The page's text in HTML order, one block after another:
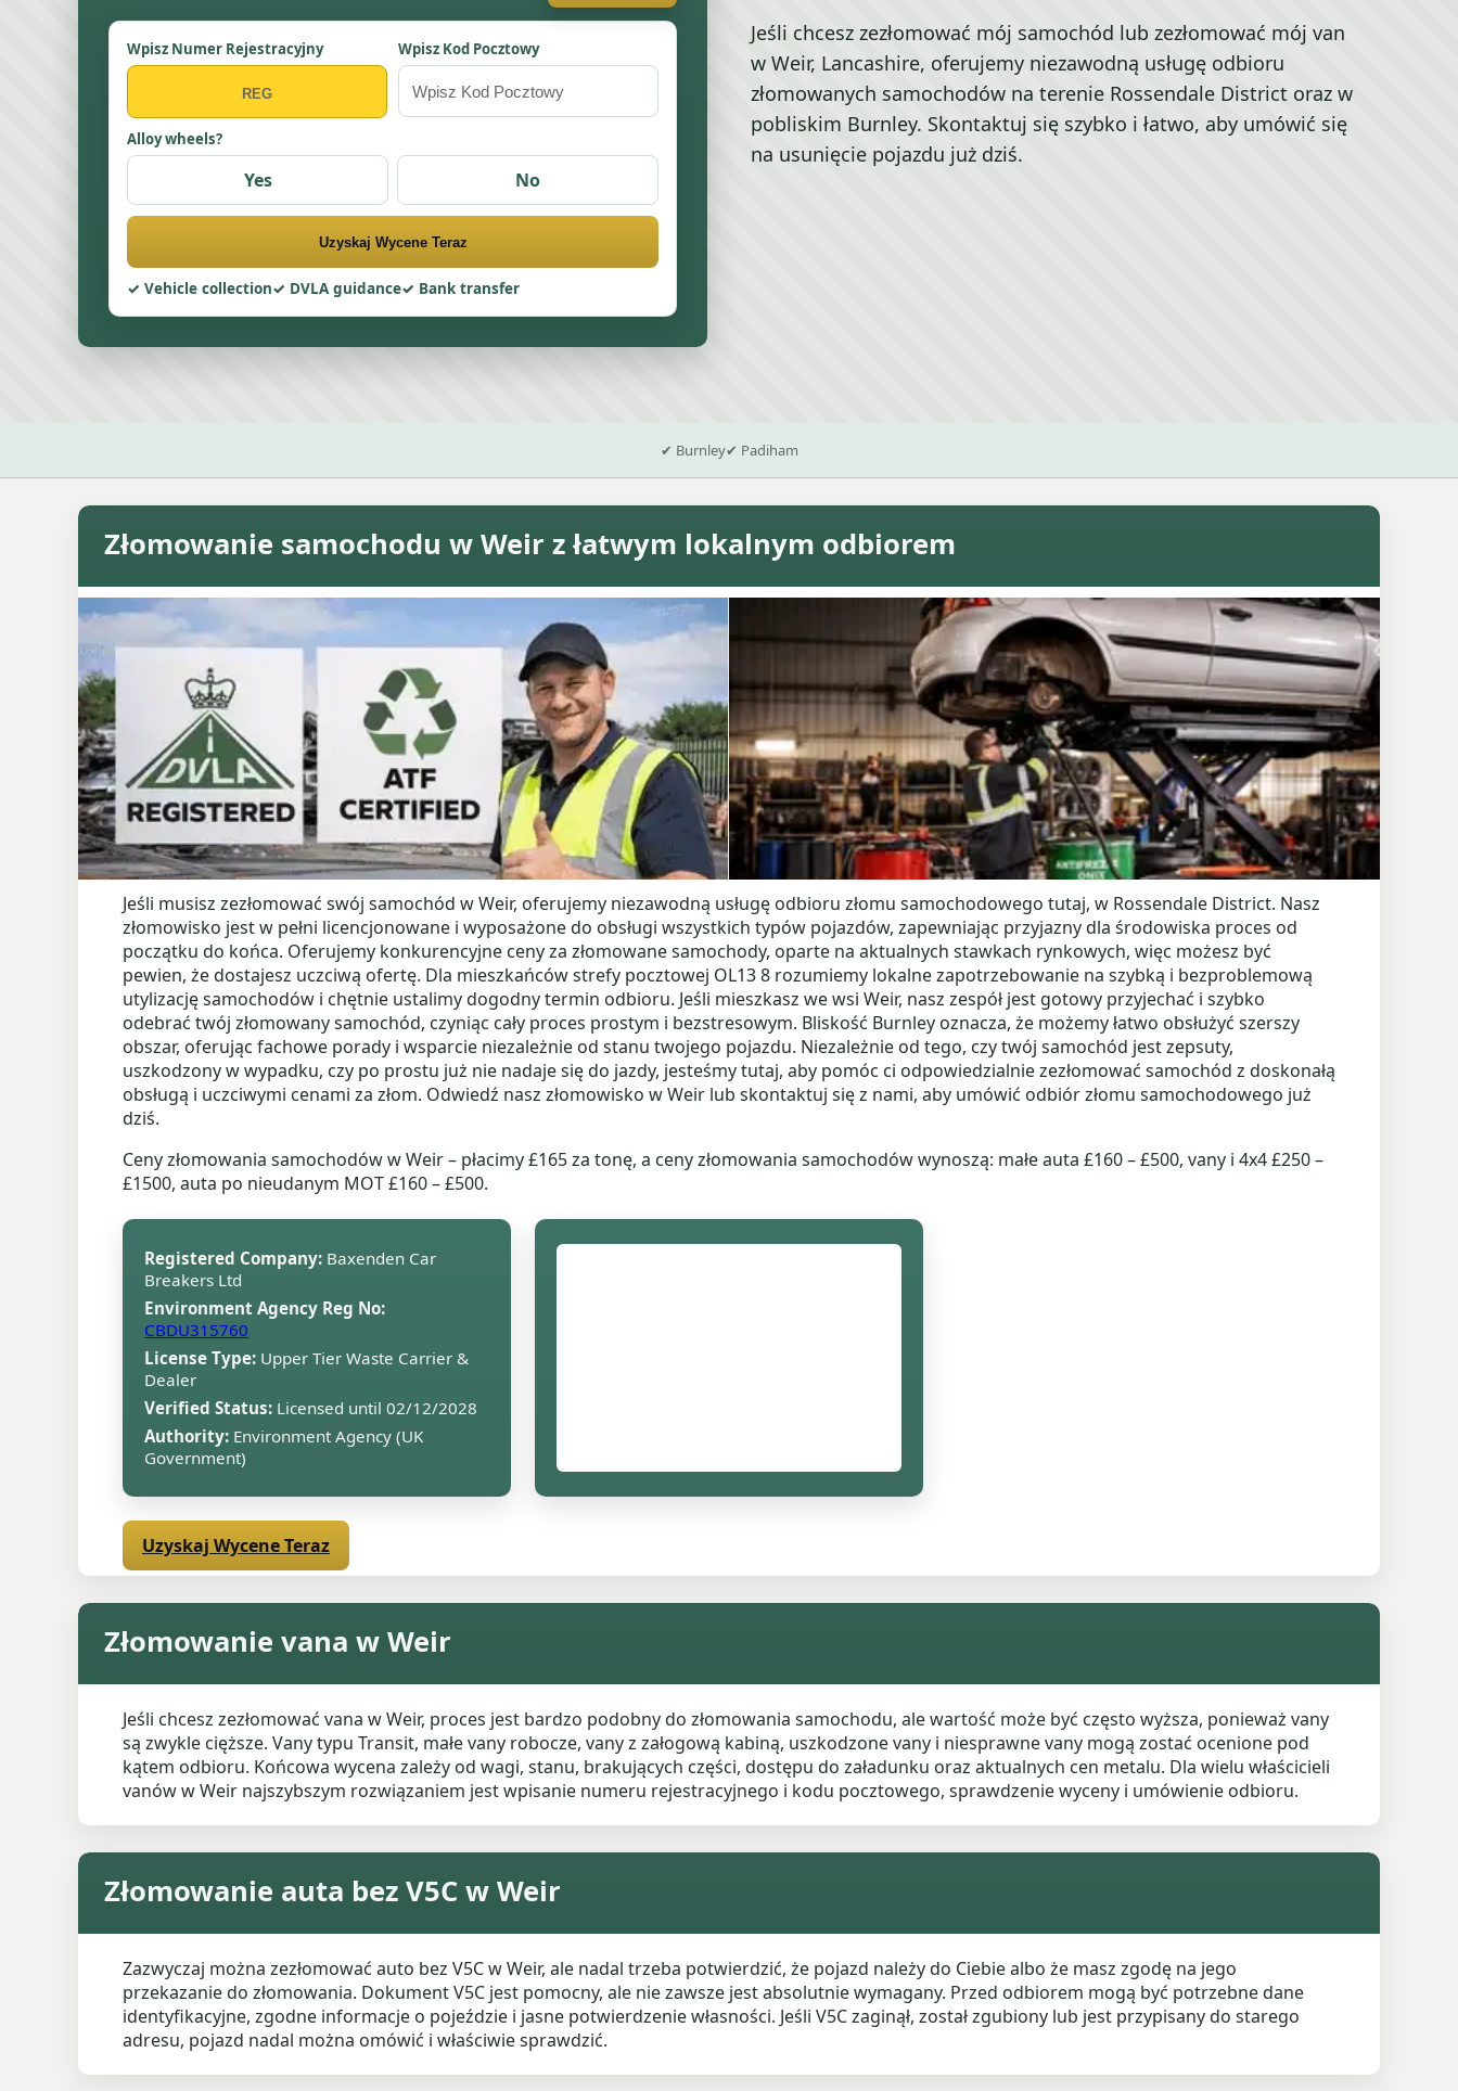
Wpisz Numer Rejestracyjny Wpisz Kod Pocztowy
Alloy wheels?
Yes No
Uzyskaj Wycene Teraz
Vehicle collection DVLA guidance Bank transfer
Jeśli chcesz zezłomować mój samochód lub zezłomować mój van
w Weir, Lancashire, oferujemy niezawodną usługę odbioru
złomowanych samochodów na terenie Rossendale District oraz w
pobliskim Burnley. Skontaktuj się szybko i łatwo, aby umówić się
na usunięcie pojazdu już dziś.
✔ Burnley✔ Padiham
Złomowanie samochodu w Weir z łatwym lokalnym odbiorem
Jeśli musisz zezłomować swój samochód w Weir, oferujemy niezawodną usługę odbioru złomu samochodowego tutaj, w Rossendale District. Nasz
złomowisko jest w pełni licencjonowane i wyposażone do obsługi wszystkich typów pojazdów, zapewniając przyjazny dla środowiska proces od
początku do końca. Oferujemy konkurencyjne ceny za złomowane samochody, oparte na aktualnych stawkach rynkowych, więc możesz być
pewien, że dostajesz uczciwą ofertę. Dla mieszkańców strefy pocztowej OL13 8 rozumiemy lokalne zapotrzebowanie na szybką i bezproblemową
utylizację samochodów i chętnie ustalimy dogodny termin odbioru. Jeśli mieszkasz we wsi Weir, nasz zespół jest gotowy przyjechać i szybko
odebrać twój złomowany samochód, czyniąc cały proces prostym i bezstresowym. Bliskość Burnley oznacza, że możemy łatwo obsłużyć szerszy
obszar, oferując fachowe porady i wsparcie niezależnie od stanu twojego pojazdu. Niezależnie od tego, czy twój samochód jest zepsuty,
uszkodzony w wypadku, czy po prostu już nie nadaje się do jazdy, jesteśmy tutaj, aby pomóc ci odpowiedzialnie zezłomować samochód z doskonałą
obsługą i uczciwymi cenami za złom. Odwiedź nasz złomowisko w Weir lub skontaktuj się z nami, aby umówić odbiór złomu samochodowego już
dziś.
Ceny złomowania samochodów w Weir – płacimy £165 za tonę, a ceny złomowania samochodów wynoszą: małe auta £160 – £500, vany i 4x4 £250 –
£1500, auta po nieudanym MOT £160 – £500.
Registered Company: Baxenden Car
Breakers Ltd
Environment Agency Reg No:
CBDU315760
License Type: Upper Tier Waste Carrier &
Dealer
Verified Status: Licensed until 02/12/2028
Authority: Environment Agency (UK
Government)
Uzyskaj Wycene Teraz
Złomowanie vana w Weir
Jeśli chcesz zezłomować vana w Weir, proces jest bardzo podobny do złomowania samochodu, ale wartość może być często wyższa, ponieważ vany
są zwykle cięższe. Vany typu Transit, małe vany robocze, vany z załogową kabiną, uszkodzone vany i niesprawne vany mogą zostać ocenione pod
kątem odbioru. Końcowa wycena zależy od wagi, stanu, brakujących części, dostępu do załadunku oraz aktualnych cen metalu. Dla wielu właścicieli
vanów w Weir najszybszym rozwiązaniem jest wpisanie numeru rejestracyjnego i kodu pocztowego, sprawdzenie wyceny i umówienie odbioru.
Złomowanie auta bez V5C w Weir
Zazwyczaj można zezłomować auto bez V5C w Weir, ale nadal trzeba potwierdzić, że pojazd należy do Ciebie albo że masz zgodę na jego
przekazanie do złomowania. Dokument V5C jest pomocny, ale nie zawsze jest absolutnie wymagany. Przed odbiorem mogą być potrzebne dane
identyfikacyjne, zgodne informacje o pojeździe i jasne potwierdzenie własności. Jeśli V5C zaginął, został zgubiony lub jest przypisany do starego
adresu, pojazd nadal można omówić i właściwie sprawdzić.